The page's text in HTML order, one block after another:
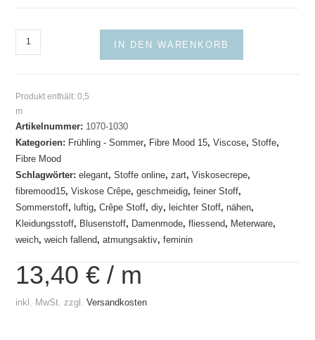
Viscosecrepe-
Fibre
IN DEN WARENKORB
Produkt enthält: 0,5
m
Artikelnummer: 1070-1030
Kategorien: Frühling - Sommer, Fibre Mood 15,Viscose,Stoffe,
Fibre Mood
Schlagwörter:elegant,Stoffe online,zart,Viskosecrepe,
fibremood15,Viskose Crêpe,geschmeidig,feiner Stoff,
Sommerstoff, luftig,Crêpe Stoff,diy, leichter Stoff,nähen,
Kleidungsstoff, Blusenstoff, Damenmode,fliessend, Meterware,
weich,weich fallend,atmungsaktiv,feminin
13,40€ / m
inkl. MwSt. zzgl.Versandkosten